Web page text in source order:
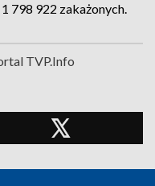
798 922 zakażonych.
TVP.Info